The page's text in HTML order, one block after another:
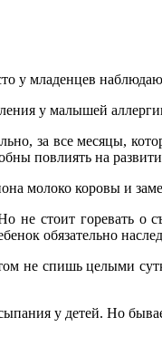
у младенцев
у малышей
за все месяцы,
повлиять на
молоко коровы и
стоит горевать о
обязательно
не спишь целыми
у детей. Но